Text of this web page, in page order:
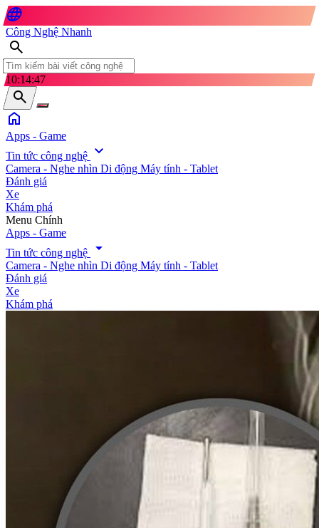
language
Công Nghệ Nhanh
search
10:14:49
search
home
Apps - Game
Tin tức công nghệ expand_more
Camera - Nghe nhìn Di động Máy tính - Tablet
Đánh giá
Xe
Khám phá
search
Menu Chính
Apps - Game
Tin tức công nghệ
arrow_drop_down
Camera - Nghe nhìn Di động Máy tính - Tablet
Đánh giá
Xe
Khám phá